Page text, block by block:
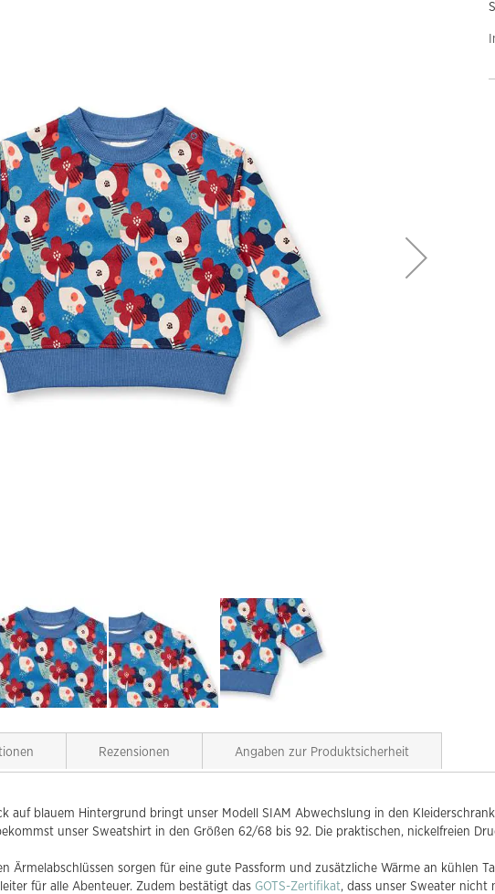
auf blauem Hintergrund bringt unser Modell SIAM Abwechslung in den
unser Sweatshirt in den Größen 62/68 bis 92. Die praktischen, nickelfreien
Ärmelabschlüssen sorgen für eine gute Passform und zusätzliche Wärme an kühlen
für alle Abenteuer. Zudem bestätigt das GOTS-Zertifikat, dass unser Sweater
Rezensionen Angaben zur Produktsicherheit